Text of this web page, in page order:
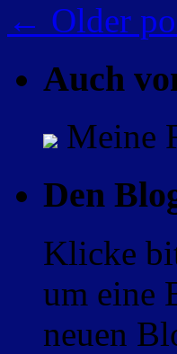
← Older
Auch
Meine
Den
Klicke
um eine
neuen